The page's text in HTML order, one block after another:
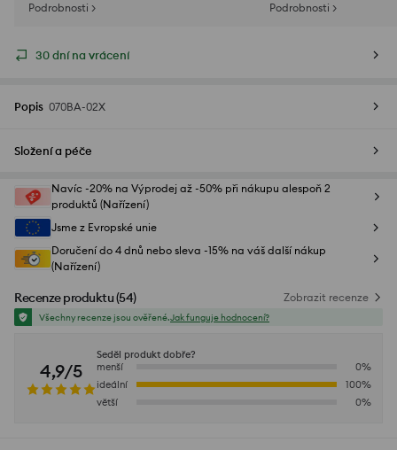
Podrobnosti >
Podrobnosti >
30 dní na vrácení
Popis 070BA-02X
Složení a péče
Navíc -20% na Výprodej až -50% při nákupu alespoň 2
produktů (Nařízení)
Jsme z Evropské unie
Doručení do 4 dnů nebo sleva -15% na váš další nákup
(Nařízení)
Recenze produktu(54) Zobrazit recenze
Všechny recenze jsou ověřené.Jak funguje hodnocení?
4,9/5
Seděl produkt dobře?
menší
0%
ideální
100%
větší
0%